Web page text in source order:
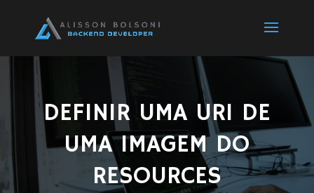
DEFINIR UMA URI DE
UMA IMAGEM DO
RESOURCES